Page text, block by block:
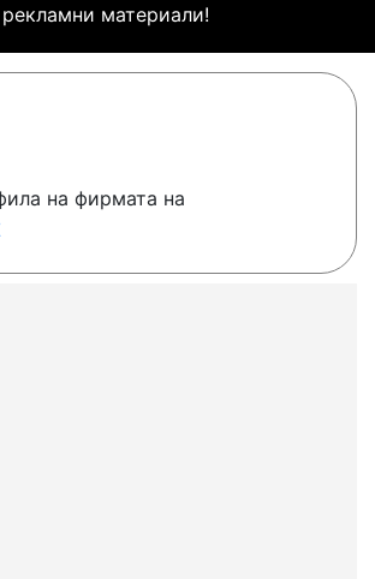
рекламни материали!
на фирмата на